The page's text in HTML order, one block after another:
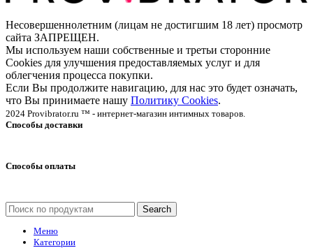
Несовершеннолетним (лицам не достигшим 18 лет) просмотр
сайта ЗАПРЕЩЕН.
Мы используем наши собственные и третьи сторонние
Cookies для улучшения предоставляемых услуг и для
облегчения процесса покупки.
Если Вы продолжите навигацию, для нас это будет означать,
что Вы принимаете нашу Политику Cookies.
2024 Provibrator.ru ™ - интернет-магазин интимных товаров.
Способы доставки
Способы оплаты
Search
Меню
Категории